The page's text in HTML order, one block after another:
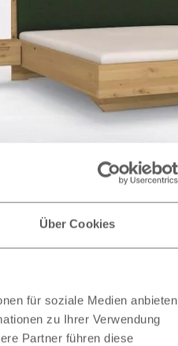
Über Cookies
für soziale Medien anbieten
zu Ihrer Verwendung
Partner führen diese
Hell „Lukas“ mit